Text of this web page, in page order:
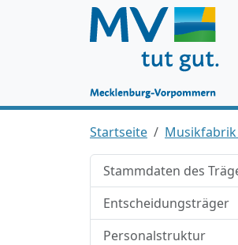
Startseite Musikfabrik
Stammdaten des
Entscheidungsträger
Personalstruktur